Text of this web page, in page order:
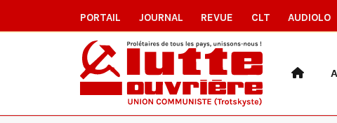
PORTAIL JOURNAL REVUE CLT AUDIOLO